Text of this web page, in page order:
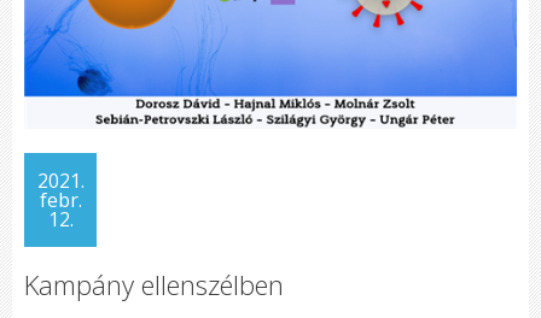
2021.
febr.
12.
Kampány ellenszélben